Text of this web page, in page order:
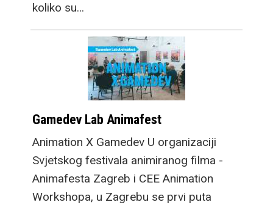
koliko su…
Gamedev Lab Animafest
Animation X Gamedev U organizaciji
Svjetskog festivala animiranog filma -
Animafesta Zagreb i CEE Animation
Workshopa, u Zagrebu se prvi puta